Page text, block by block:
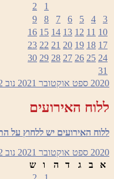
1
2
3
4
5
6
7
8
9
10
11
12
13
14
15
16
17
18
19
20
21
22
23
24
25
26
27
28
29
30
31
2020 ספט אוקטובר 2021 נוב
ללוח האירועים
ללוח האירועים יש ללחוץ על
2020 ספט אוקטובר 2021 נוב
א
ב ג ד ה ו
ש